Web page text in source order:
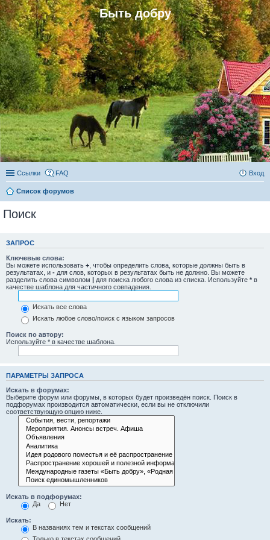
Быть добру
Ссылки FAQ Вход
Список форумов
Поиск
ЗАПРОС
Ключевые слова:
Вы можете использовать + , чтобы определить слова, которые должны быть в
результатах, и - для слов, которых в результатах быть не должно. Вы можете
разделить слова символом | для поиска любого слова из списка. Используйте * в
качестве шаблона для частичного совпадения.
Искать все слова
Искать любое слово/поиск с языком запросов
Поиск по автору:
Используйте * в качестве шаблона.
ПАРАМЕТРЫ ЗАПРОСА
Искать в форумах:
Выберите форум или форумы, в которых будет произведён поиск. Поиск в
подфорумах производится автоматически, если вы не отключили
соответствующую опцию ниже.
Искать в подфорумах:
Да
Нет
Искать:
В названиях тем и текстах сообщений